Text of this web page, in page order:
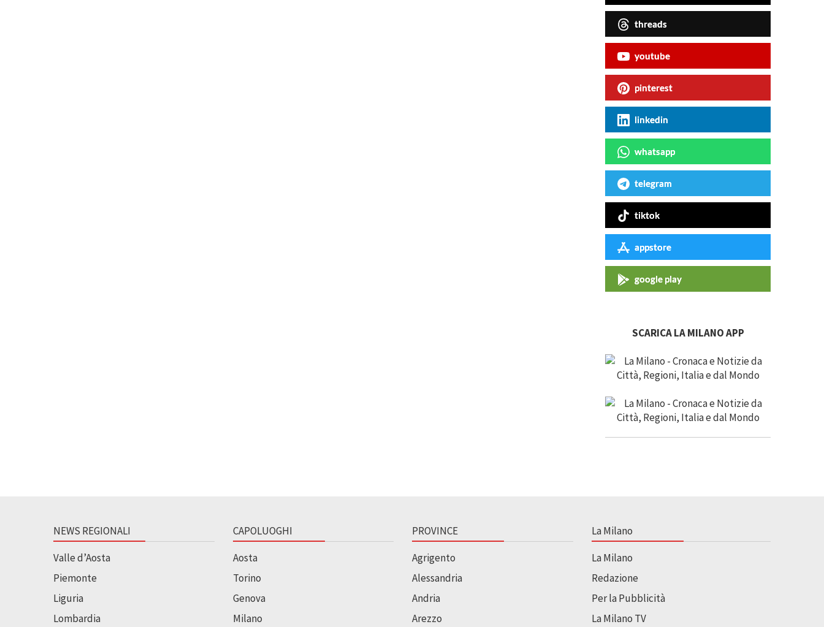
threads
youtube
pinterest
linkedin
whatsapp
telegram
tiktok
appstore
google play
SCARICA LA MILANO APP
NEWS REGIONALI
Valle d’Aosta
Piemonte
Liguria
Lombardia
CAPOLUOGHI
Aosta
Torino
Genova
Milano
PROVINCE
Agrigento
Alessandria
Andria
Arezzo
La Milano
La Milano
Redazione
Per la Pubblicità
La Milano TV